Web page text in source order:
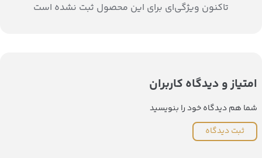
تاکنون ویژگی‌ای برای این محصول ثبت نشده است
امتیاز و دیدگاه کاربران
شما هم دیدگاه خود را بنویسید
ثبت دیدگاه